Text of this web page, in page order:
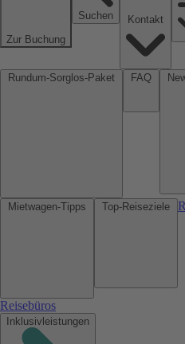
Zur Buchung
Suchen
Reisebüros
Inklusivleistungen